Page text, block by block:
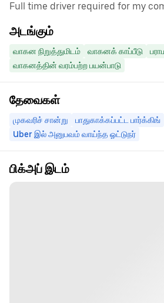
Full time driver required for my
அடங்கும்
வாகன நிறுத்துமிடம் வாகனக் காப்பீடு
வாகனத்தின் வரம்பற்ற பயன்பாடு
தேவைகள்
முகவரிச் சான்று
பாதுகாக்கப்பட்ட பார்க்கிங்
Uber இல் அனுபவம் வாய்ந்த ஓட்டுநர்
பிக்அப் இடம்